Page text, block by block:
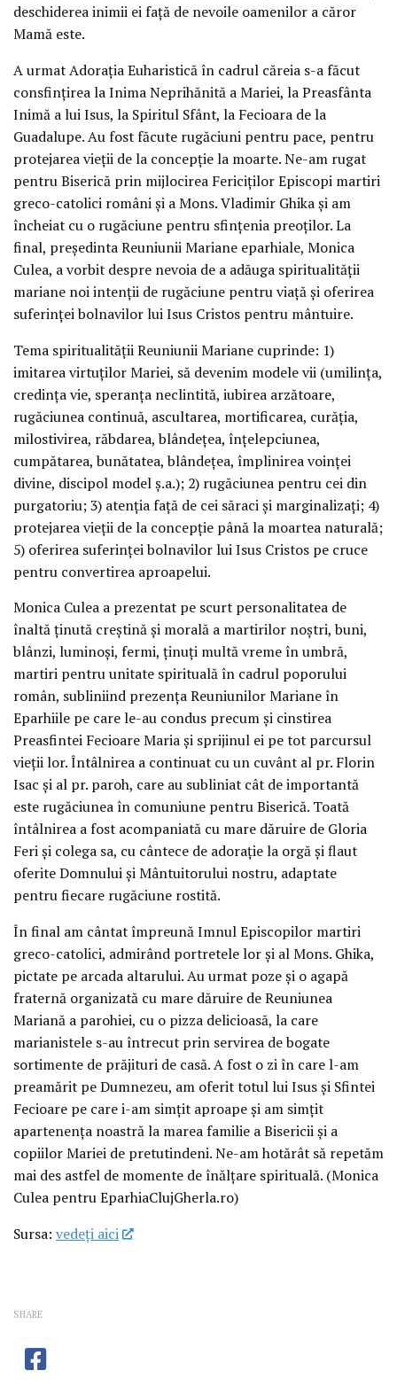
deschiderea inimii ei față de nevoile oamenilor a căror
Mamă este.
A urmat Adorația Euharistică în cadrul căreia s-a făcut
consfințirea la Inima Neprihănită a Mariei, la Preasfânta
Inimă a lui Isus, la Spiritul Sfânt, la Fecioara de la
Guadalupe. Au fost făcute rugăciuni pentru pace, pentru
protejarea vieții de la concepție la moarte. Ne-am rugat
pentru Biserică prin mijlocirea Fericiților Episcopi martiri
greco-catolici români și a Mons. Vladimir Ghika și am
încheiat cu o rugăciune pentru sfințenia preoților. La
final, președinta Reuniunii Mariane eparhiale, Monica
Culea, a vorbit despre nevoia de a adăuga spiritualității
mariane noi intenții de rugăciune pentru viață și oferirea
suferinței bolnavilor lui Isus Cristos pentru mântuire.
Tema spiritualității Reuniunii Mariane cuprinde: 1)
imitarea virtuților Mariei, să devenim modele vii (umilința,
credința vie, speranța neclintită, iubirea arzătoare,
rugăciunea continuă, ascultarea, mortificarea, curăția,
milostivirea, răbdarea, blândețea, înțelepciunea,
cumpătarea, bunătatea, blândețea, împlinirea voinței
divine, discipol model ș.a.); 2) rugăciunea pentru cei din
purgatoriu; 3) atenția față de cei săraci și marginalizați; 4)
protejarea vieții de la concepție până la moartea naturală;
5) oferirea suferinței bolnavilor lui Isus Cristos pe cruce
pentru convertirea aproapelui.
Monica Culea a prezentat pe scurt personalitatea de
înaltă ținută creștină și morală a martirilor noștri, buni,
blânzi, luminoși, fermi, ținuți multă vreme în umbră,
martiri pentru unitate spirituală în cadrul poporului
român, subliniind prezența Reuniunilor Mariane în
Eparhiile pe care le-au condus precum și cinstirea
Preasfintei Fecioare Maria și sprijinul ei pe tot parcursul
vieții lor. Întâlnirea a continuat cu un cuvânt al pr. Florin
Isac și al pr. paroh, care au subliniat cât de importantă
este rugăciunea în comuniune pentru Biserică. Toată
întâlnirea a fost acompaniată cu mare dăruire de Gloria
Feri și colega sa, cu cântece de adorație la orgă și flaut
oferite Domnului și Mântuitorului nostru, adaptate
pentru fiecare rugăciune rostită.
În final am cântat împreună Imnul Episcopilor martiri
greco-catolici, admirând portretele lor și al Mons. Ghika,
pictate pe arcada altarului. Au urmat poze și o agapă
fraternă organizată cu mare dăruire de Reuniunea
Mariană a parohiei, cu o pizza delicioasă, la care
marianistele s-au întrecut prin servirea de bogate
sortimente de prăjituri de casă. A fost o zi în care l-am
preamărit pe Dumnezeu, am oferit totul lui Isus și Sfintei
Fecioare pe care i-am simțit aproape și am simțit
apartenența noastră la marea familie a Bisericii și a
copiilor Mariei de pretutindeni. Ne-am hotărât să repetăm
mai des astfel de momente de înălțare spirituală. (Monica
Culea pentru EparhiaClujGherla.ro)
Sursa: vedeţi aici
SHARE